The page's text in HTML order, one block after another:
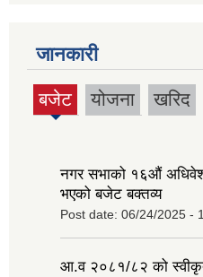
जानकारी
बजेट
(active
योजना खरिद
नगर सभाको १६‍औं
भएको बजेट बक्तव्य
Post date: 06/24/2025 -
आ.व २०८१/८२ को